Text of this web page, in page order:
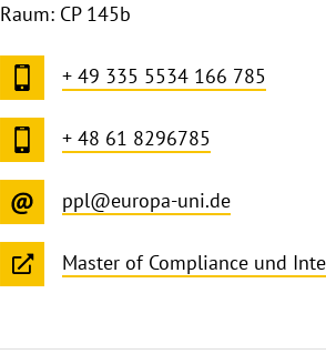
Raum: CP 145b
+ 49 335 5534 166 785
+ 48 61 8296785
ppl@europa-uni.de
Master of Compliance und